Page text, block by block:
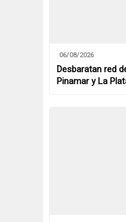
06/08/2026
Desbaratan red
Pinamar y La